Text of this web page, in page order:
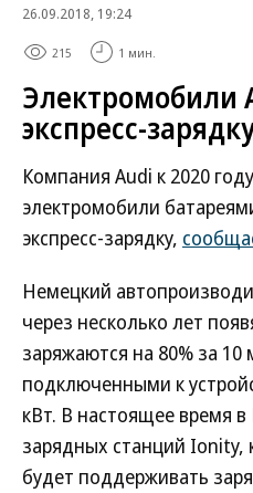
26.09.2018, 19:24
215 1 мин.
Электромобили
экспресс-
Компания Audi к 2020
электромобили
экспресс-зарядку,
Немецкий
через несколько лет
заряжаются на 80% за 10
подключенными к
кВт. В настоящее время в
зарядных станций Ionity,
будет поддерживать